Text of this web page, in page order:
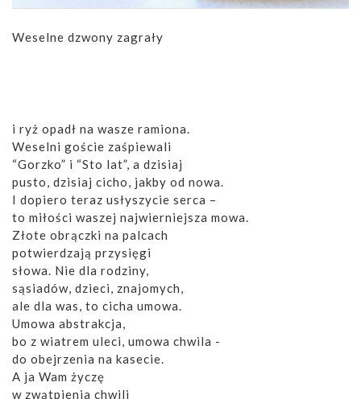
Weselne dzwony zagrały
i ryż opadł na wasze ramiona.
Weselni goście zaśpiewali
“Gorzko” i “Sto lat”, a dzisiaj
pusto, dzisiaj cicho, jakby od nowa.
I dopiero teraz usłyszycie serca –
to miłości waszej najwierniejsza mowa.
Złote obrączki na palcach
potwierdzają przysięgi
słowa. Nie dla rodziny,
sąsiadów, dzieci, znajomych,
ale dla was, to cicha umowa.
Umowa abstrakcja,
bo z wiatrem uleci, umowa chwila -
do obejrzenia na kasecie.
A ja Wam życzę
w zwątpienia chwili